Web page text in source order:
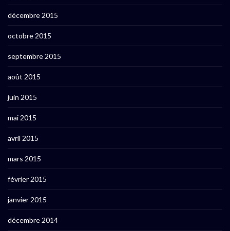
décembre 2015
octobre 2015
septembre 2015
août 2015
juin 2015
mai 2015
avril 2015
mars 2015
février 2015
janvier 2015
décembre 2014